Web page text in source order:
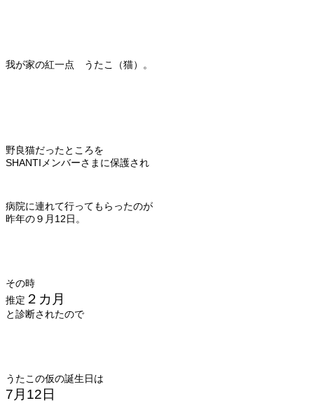
我が家の紅一点 うたこ（猫）。
野良猫だったところを
SHANTIメンバーさまに保護され
病院に連れて行ってもらったのが
昨年の９月12日。
その時
推定 ２カ月
と診断されたので
うたこの仮の誕生日は
7月12日